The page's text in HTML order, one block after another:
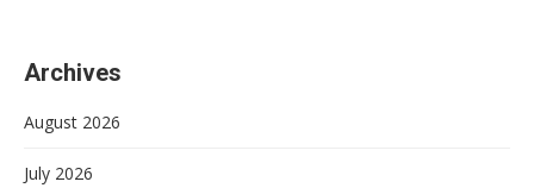
Archives
August 2026
July 2026